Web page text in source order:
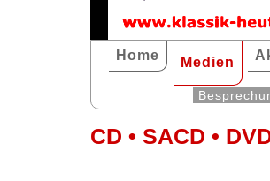
Home Medien
CD • SACD •